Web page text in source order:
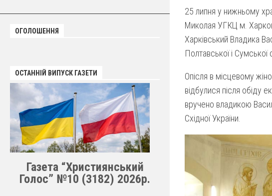
25 липня у нижньому
Миколая УГКЦ м.
Харківський Владика
Полтавської і Сумської
Опісля в місцевому
відбулися після обіду
вручено владикою
Східної України.
ОГОЛОШЕННЯ
ОСТАННІЙ ВИПУСК ГАЗЕТИ
Газета “Християнський
Голос” №10 (3182) 2026р.